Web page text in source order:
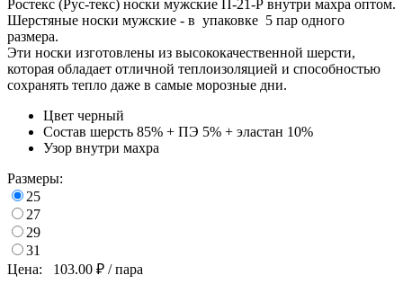
Ростекс (Рус-текс) носки мужские П-21-Р внутри махра оптом.
Шерстяные носки мужские - в упаковке 5 пар одного
размера.
Эти носки изготовлены из высококачественной шерсти,
которая обладает отличной теплоизоляцией и способностью
сохранять тепло даже в самые морозные дни.
Цвет черный
Состав шерсть 85% + ПЭ 5% + эластан 10%
Узор внутри махра
Размеры:
25
27
29
31
Цена:
103.00 ₽ / пара